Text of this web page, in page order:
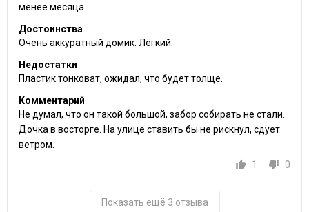
менее месяца
Достоинства
Очень аккуратный домик. Лёгкий.
Недостатки
Пластик тонковат, ожидал, что будет толще.
Комментарий
Не думал, что он такой большой, забор собирать не стали.
Дочка в восторге. На улице ставить бы не рискнул, сдует
ветром.
1
0
Показать ещё 3 отзыва